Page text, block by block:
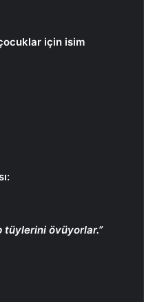
için isim
tüylerini övüyorlar.”